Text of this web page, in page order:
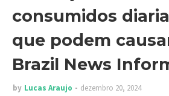
consumidos
que podem
Brazil News
by Lucas Araujo dezembro 20, 2024